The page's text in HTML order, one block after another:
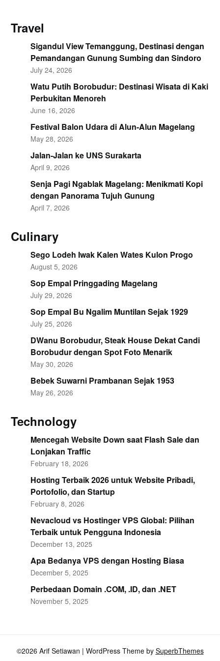
Travel
Sigandul View Temanggung, Destinasi dengan
Pemandangan Gunung Sumbing dan Sindoro
July 24, 2026
Watu Putih Borobudur: Destinasi Wisata di Kaki
Perbukitan Menoreh
June 16, 2026
Festival Balon Udara di Alun-Alun Magelang
May 28, 2026
Jalan-Jalan ke UNS Surakarta
April 9, 2026
Senja Pagi Ngablak Magelang: Menikmati Kopi
dengan Panorama Tujuh Gunung
April 7, 2026
Culinary
Sego Lodeh Iwak Kalen Wates Kulon Progo
August 5, 2026
Sop Empal Pringgading Magelang
July 29, 2026
Sop Empal Bu Ngalim Muntilan Sejak 1929
July 25, 2026
DWanu Borobudur, Steak House Dekat Candi
Borobudur dengan Spot Foto Menarik
May 30, 2026
Bebek Suwarni Prambanan Sejak 1953
May 26, 2026
Technology
Mencegah Website Down saat Flash Sale dan
Lonjakan Traffic
February 18, 2026
Hosting Terbaik 2026 untuk Website Pribadi,
Portofolio, dan Startup
February 8, 2026
Nevacloud vs Hostinger VPS Global: Pilihan
Terbaik untuk Pengguna Indonesia
December 13, 2025
Apa Bedanya VPS dengan Hosting Biasa
December 5, 2025
Perbedaan Domain .COM, .ID, dan .NET
November 5, 2025
©2026 Arif Setiawan | WordPress Theme by SuperbThemes